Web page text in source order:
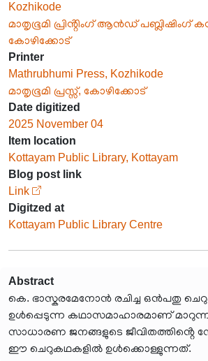
Kozhikode
മാതൃഭൂമി പ്രിൻ്റിംഗ് ആൻഡ് പബ്ലിഷിംഗ്
കോഴിക്കോട്
Printer
Mathrubhumi Press, Kozhikode
മാതൃഭൂമി പ്രസ്സ്, കോഴിക്കോട്
Date digitized
2025 November 04
Item location
Kottayam Public Library, Kottayam
Blog post link
Link
Digitzed at
Kottayam Public Library Centre
Abstract
കെ. ഭാസ്കരമേനോൻ രചിച്ച ഒൻപതു
ഉൾപ്പെടുന്ന കഥാസമാഹാരമാണ്
സാധാരണ ജനങ്ങളുടെ ജീവിതത്തിൻ്റെ
ഈ ചെറുകഥകളിൽ ഉൾക്കൊള്ളുന്നത്.